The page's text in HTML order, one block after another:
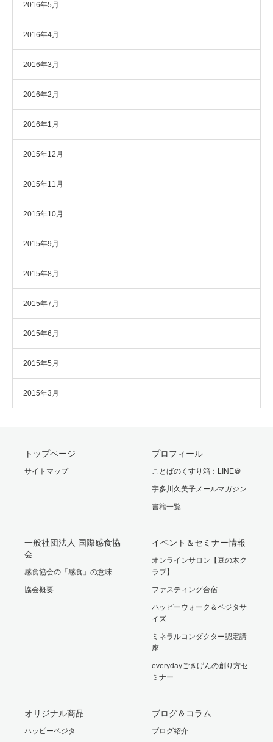
2016年5月
2016年4月
2016年3月
2016年2月
2016年1月
2015年12月
2015年11月
2015年10月
2015年9月
2015年8月
2015年7月
2015年6月
2015年5月
2015年3月
トップページ
サイトマップ
プロフィール
ことばのくすり箱：LINE＠
宇多川久美子メールマガジン
書籍一覧
一般社団法人 国際感食協
会
感食協会の「感食」の意味
協会概要
イベント＆セミナー情報
オンラインサロン【豆の木ク
ラブ】
ファスティング合宿
ハッピーウォーク＆ベジタサ
イズ
ミネラルコンダクター認定講
座
everydayごきげんの創り方セ
ミナー
オリジナル商品
ハッピーベジタ
ブログ＆コラム
ブログ紹介